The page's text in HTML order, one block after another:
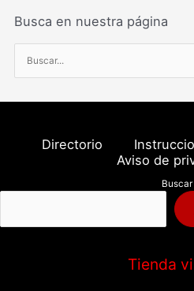
Busca en nuestra página
u
s
o
:
Directorio
Aviso de
Buscar
Tienda